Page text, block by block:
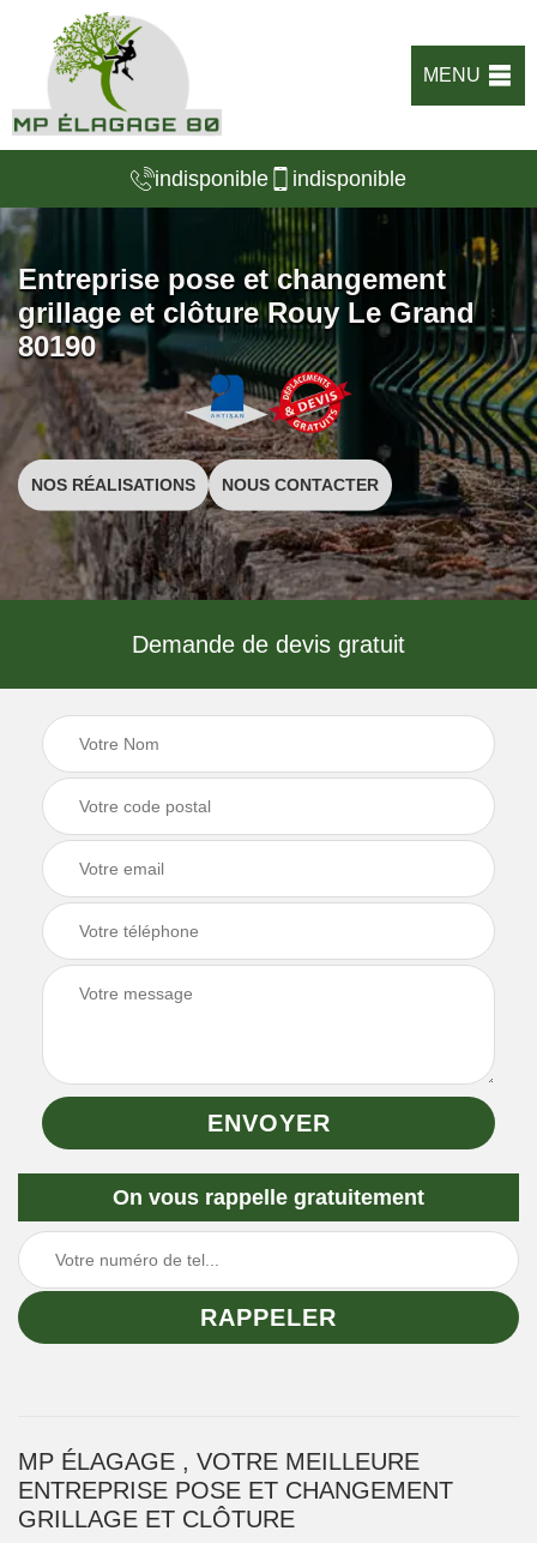
MENU
indisponible indisponible
Entreprise pose et changement
grillage et clôture Rouy Le Grand
80190
NOS RÉALISATIONS NOUS CONTACTER
Demande de devis gratuit
On vous rappelle gratuitement
MP ÉLAGAGE , VOTRE MEILLEURE
ENTREPRISE POSE ET CHANGEMENT
GRILLAGE ET CLÔTURE